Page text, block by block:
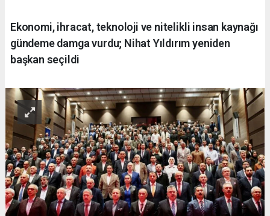
Ekonomi, ihracat, teknoloji ve nitelikli insan kaynağı
gündeme damga vurdu; Nihat Yıldırım yeniden
başkan seçildi